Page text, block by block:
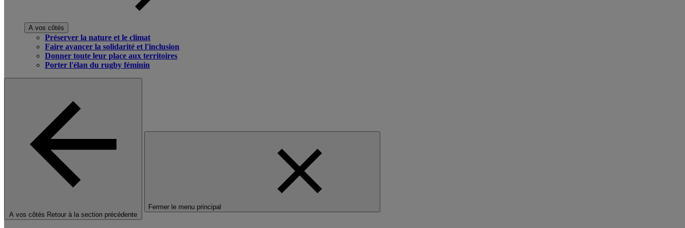
A vos côtés
Préserver la nature et le climat
Faire avancer la solidarité et l'inclusion
Donner toute leur place aux territoires
Porter l'élan du rugby féminin
A vos côtés Retour à la section précédente
Fermer le menu principal